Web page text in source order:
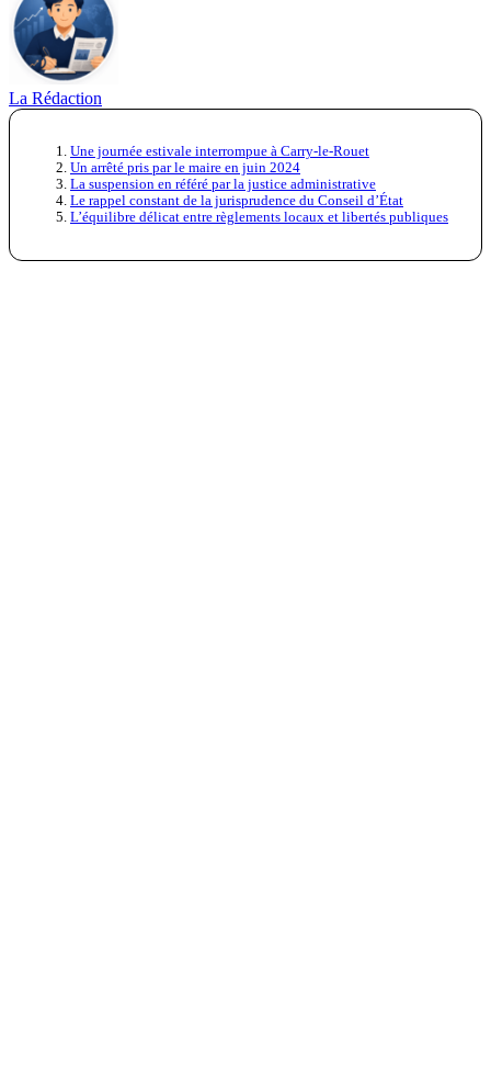
La Rédaction
Une journée estivale interrompue à Carry-le-Rouet
Un arrêté pris par le maire en juin 2024
La suspension en référé par la justice administrative
Le rappel constant de la jurisprudence du Conseil d’État
L’équilibre délicat entre règlements locaux et libertés publiques